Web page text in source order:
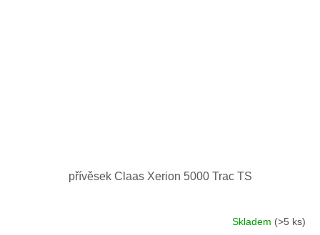
přívěsek Claas Xerion 5000 Trac TS
Skladem (>5 ks)